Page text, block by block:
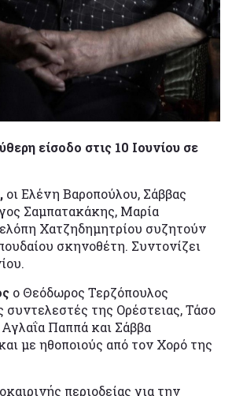
είσοδο στις 10 Ιουνίου σε
οι Ελένη Βαροπούλου, Σάββας
Σαμπατακάκης, Μαρία
Χατζηδημητρίου συζητούν
σκηνοθέτη. Συντονίζει
ο Θεόδωρος Τερζόπουλος
συντελεστές της Ορέστειας, Τάσο
Παππά και Σάββα
με ηθοποιούς από τον Χορό της
περιοδείας για την